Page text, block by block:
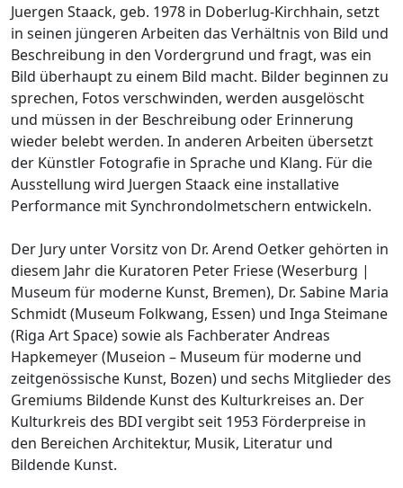
Juergen Staack, geb. 1978 in Doberlug-Kirchhain, setzt
in seinen jüngeren Arbeiten das Verhältnis von Bild und
Beschreibung in den Vordergrund und fragt, was ein
Bild überhaupt zu einem Bild macht. Bilder beginnen zu
sprechen, Fotos verschwinden, werden ausgelöscht
und müssen in der Beschreibung oder Erinnerung
wieder belebt werden. In anderen Arbeiten übersetzt
der Künstler Fotografie in Sprache und Klang. Für die
Ausstellung wird Juergen Staack eine installative
Performance mit Synchrondolmetschern entwickeln.
Der Jury unter Vorsitz von Dr. Arend Oetker gehörten in
diesem Jahr die Kuratoren Peter Friese (Weserburg |
Museum für moderne Kunst, Bremen), Dr. Sabine Maria
Schmidt (Museum Folkwang, Essen) und Inga Steimane
(Riga Art Space) sowie als Fachberater Andreas
Hapkemeyer (Museion – Museum für moderne und
zeitgenössische Kunst, Bozen) und sechs Mitglieder des
Gremiums Bildende Kunst des Kulturkreises an. Der
Kulturkreis des BDI vergibt seit 1953 Förderpreise in
den Bereichen Architektur, Musik, Literatur und
Bildende Kunst.